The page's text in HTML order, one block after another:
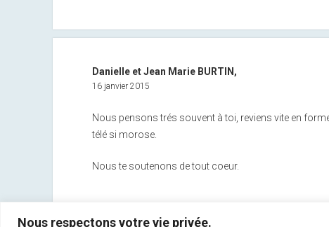
Nous respectons votre vie privée.
Danielle et Jean Marie BURTIN,
16 janvier 2015
Nous pensons trés souvent à toi, reviens vite en
télé si morose.
Nous te soutenons de tout coeur.